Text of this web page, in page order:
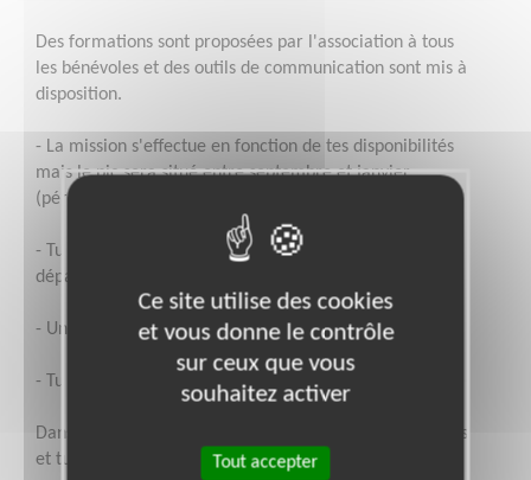
Des formations sont proposées par l'association à tous
les bénévoles et des outils de communication sont mis à
disposition.
- La mission s'effectue en fonction de tes disponibilités
mais le pic sera situé entre septembre et janvier
(période Téléthon)
- Tu participeras à la vie et au projet de la mobilisation
départementale
- Une partie de la mission peut s'effectuer de chez toi
- Tu seras convié aux réunions de l'équipe
Dans le cadre de ta mission, tes frais seront remboursés
et tu seras assuré.
Ce site utilise des cookies
et vous donne le contrôle
sur ceux que vous
souhaitez activer
Tout accepter